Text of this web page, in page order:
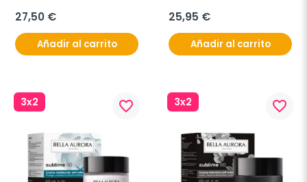
27,50 €
Añadir al carrito
25,95 €
Añadir al carrito
3x2 favorite_border 3x2 favorite_border